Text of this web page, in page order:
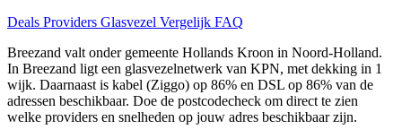
Deals Providers Glasvezel Vergelijk FAQ
Breezand valt onder gemeente Hollands Kroon in Noord-Holland.
In Breezand ligt een glasvezelnetwerk van KPN, met dekking in 1
wijk. Daarnaast is kabel (Ziggo) op 86% en DSL op 86% van de
adressen beschikbaar. Doe de postcodecheck om direct te zien
welke providers en snelheden op jouw adres beschikbaar zijn.